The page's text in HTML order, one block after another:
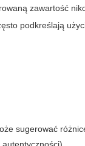
zawartość
podkreślają
sugerować